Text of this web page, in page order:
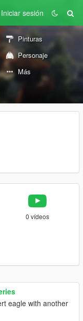
Iniciar sesión
Pinturas
Personaje
Más
0 vídeos
eagle with another